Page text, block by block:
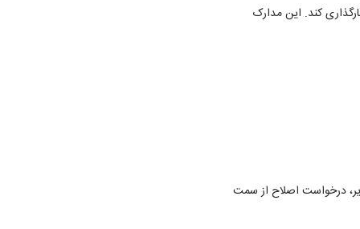
کند. این مدارک
درخواست اصلاح از سمت